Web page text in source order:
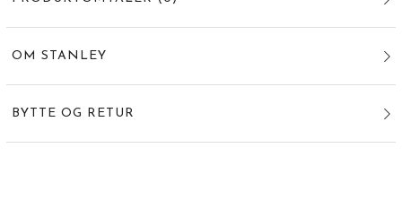
OM STANLEY
BYTTE OG RETUR